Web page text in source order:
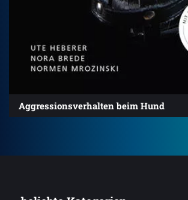
Aggressionsverhalten beim Hund